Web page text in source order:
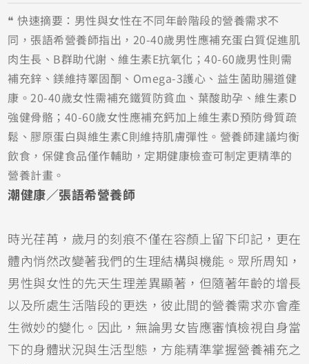
❝ 快速摘要：男性與女性在不同年齡階段的營養需求不
同，張語希營養師指出，20-40歲男性應補充蛋白質促進肌
肉生長、B群助代謝、維生素E抗氧化；40-60歲男性則需
補充鋅、鎂維持睪固酮、Omega-3護心、益生菌助腸道健
康。20-40歲女性需補充鐵質防貧血、葉酸助孕、維生素D
強健骨骼；40-60歲女性應補充鈣加上維生素D預防骨質疏
鬆、膠原蛋白與維生素C則維持肌膚彈性。營養師建議均衡
飲食，保健食品僅作輔助，定期健康檢查可制定更精準的
營養計畫。
潮健康／張語希營養師
時光荏苒，歲月的刻痕不僅在容顏上留下印記，更在
體內悄然改變著我們的生理結構與機能。眾所周知，
男性與女性的先天生理差異顯著，但隨著年齡的增長
以及所處生活階段的更迭，彼此間的營養需求亦會產
生微妙的變化。因此，無論男女皆應審慎檢視自身當
下的身體狀況與生活型態，方能精準掌握營養補充之